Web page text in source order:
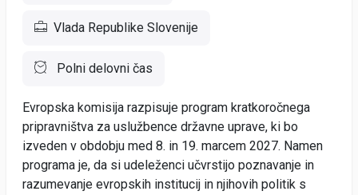
Vlada Republike Slovenije
Polni delovni čas
Evropska komisija razpisuje program kratkoročnega
pripravništva za uslužbence državne uprave, ki bo
izveden v obdobju med 8. in 19. marcem 2027. Namen
programa je, da si udeleženci učvrstijo poznavanje in
razumevanje evropskih institucij in njihovih politik s